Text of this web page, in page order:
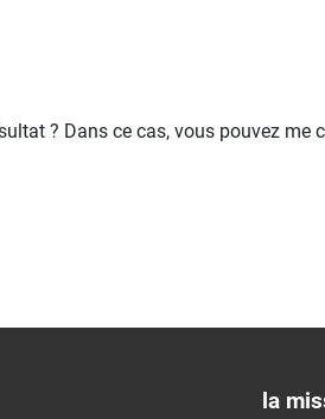
? Dans ce cas, vous pouvez me
la